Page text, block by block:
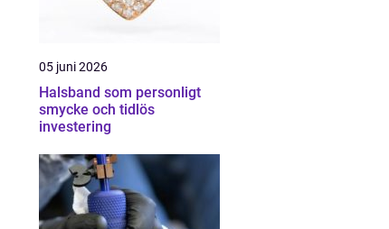
05 juni 2026
Halsband som personligt
smycke och tidlös
investering